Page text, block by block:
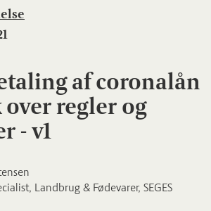
af coronalån
regler og
- v1
Landbrug & Fødevarer, SEGES